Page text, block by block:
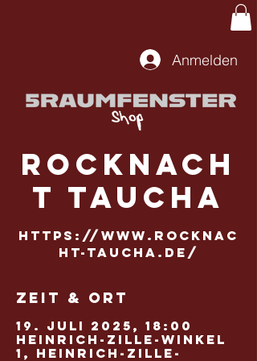
Anmelden
Rocknach
t Taucha
https://www.rocknac
ht-taucha.de/
Zeit & Ort
19. Juli 2025, 18:00
Heinrich-Zille-Winkel
1, Heinrich-Zille-